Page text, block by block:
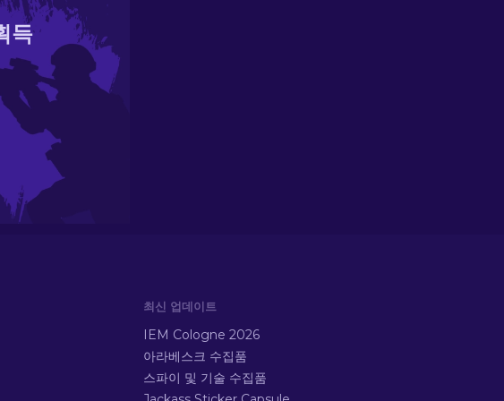
득
최신 업데이트
IEM Cologne 2026
아라베스크 수집품
스파이 및 기술 수집품